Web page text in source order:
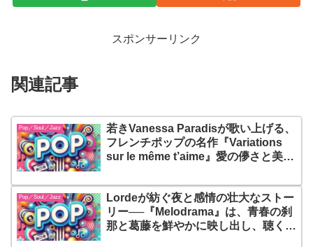
スポンサーリンク
関連記事
Pop／Soul／Jazz
若きVanessa Paradisが歌い上げる、
フレンチポップの名作『Variations
sur le même t’aime』愛の儚さと美し
Pop／Soul／Jazz
Lordeが紡ぐ夜と感情の壮大なストー
リー──『Melodrama』は、青春の刹
那と葛藤を鮮やかに映し出し、聴く者